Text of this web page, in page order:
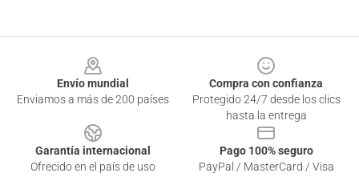
Envío mundial
Enviamos a más de 200 países
Compra con confianza
Protegido 24/7 desde los clics
hasta la entrega
Garantía internacional
Ofrecido en el país de uso
Pago 100% seguro
PayPal / MasterCard / Visa